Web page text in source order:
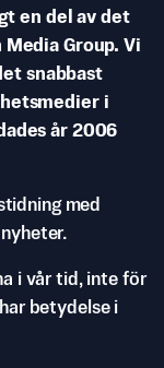
en del av det
Group. Vi
snabbast
i
år 2006
med
i vår tid, inte för
betydelse i